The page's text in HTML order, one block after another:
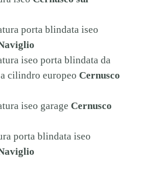
porta blindata iseo
iseo porta blindata da
cilindro europeo Cernusco
iseo garage Cernusco
porta blindata iseo